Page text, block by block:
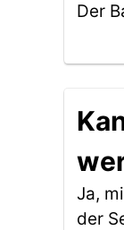
Der
Ja,
der